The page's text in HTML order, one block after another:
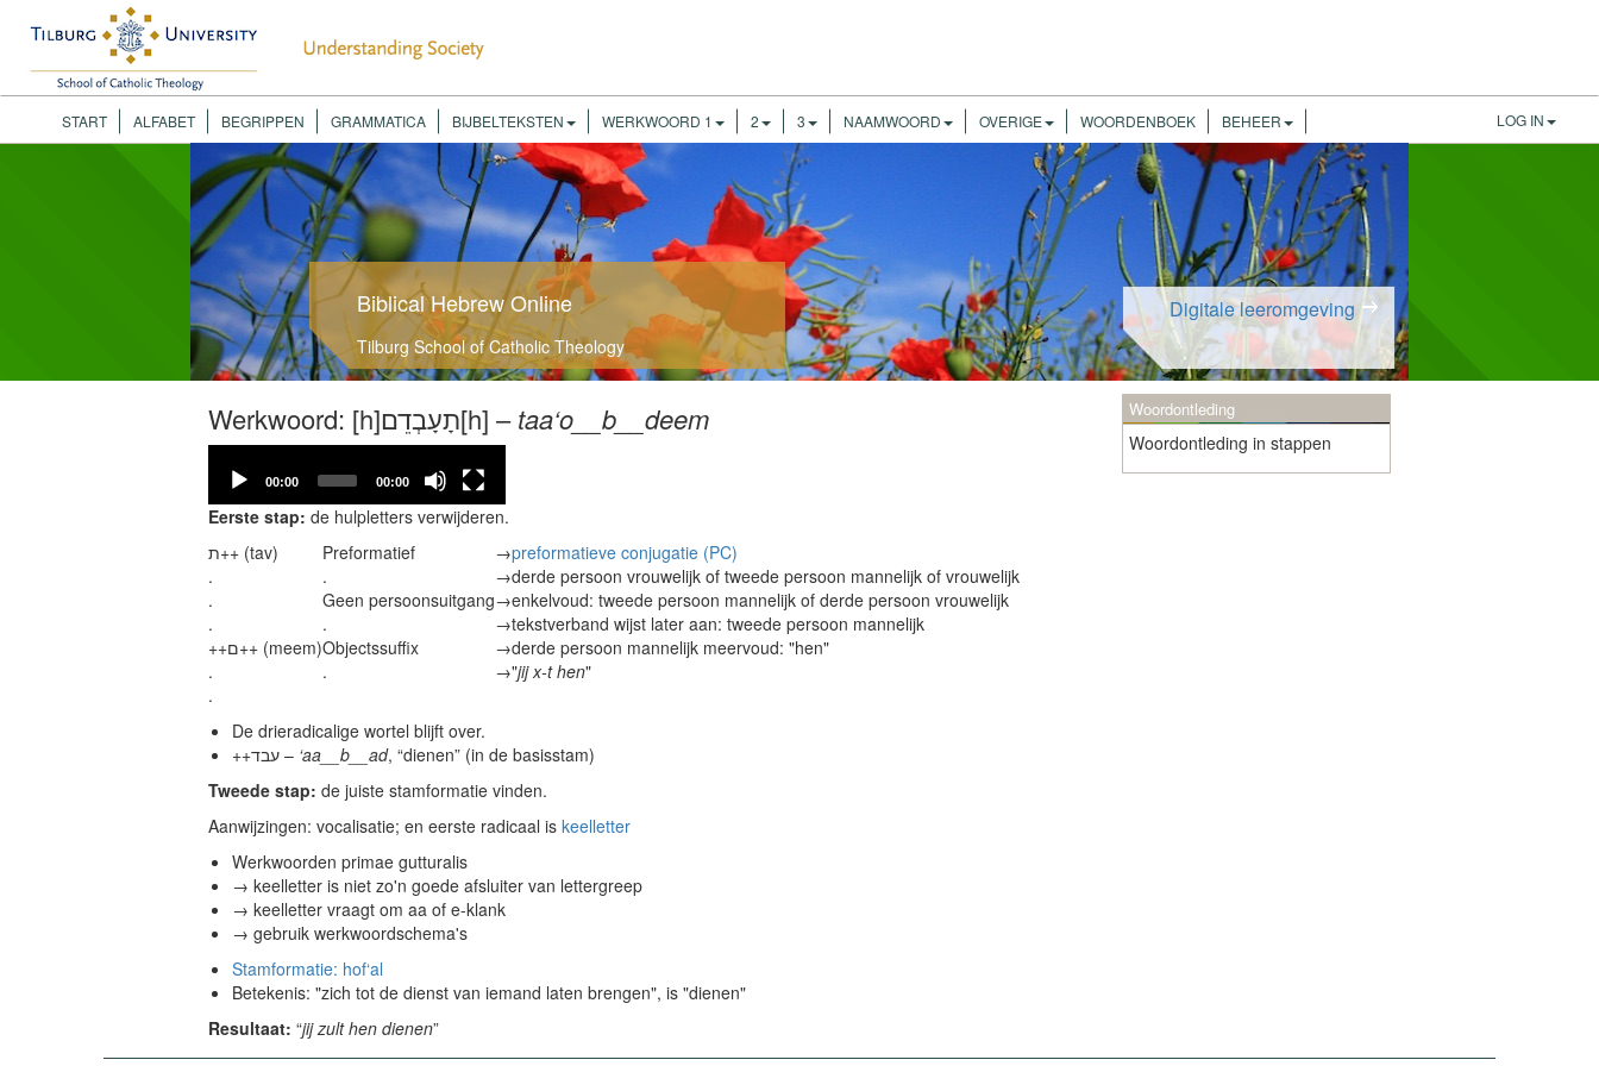
LOG IN
START ALFABET BEGRIPPEN GRAMMATICA BIJBELTEKSTEN WERKWOORD 1 2 3 NAAMWOORD OVERIGE WOORDENBOEK BEHEER
Biblical Hebrew Online
Tilburg School of Catholic Theology
Digitale leeromgeving
Werkwoord: [h]תָעָבְדֵם[h] –taa‘o__b__deem
Player
00:00 00:00
Eerste stap: de hulpletters verwijderen.
ת++ (tav)
Preformatief →preformatieve conjugatie (PC)
.
. →derde persoon vrouwelijk of tweede persoon mannelijk of vrouwelijk
.
Geen persoonsuitgang→enkelvoud: tweede persoon mannelijk of derde persoon vrouwelijk
.
. →tekstverband wijst later aan: tweede persoon mannelijk
++ם++ (meem)Objectssuffix →derde persoon mannelijk meervoud: "hen"
.
. →"jij x-t hen"
.
De drieradicalige wortel blijft over.
++עבד – ‘aa__b__ad, “dienen” (in de basisstam)
Tweede stap: de juiste stamformatie vinden.
Aanwijzingen: vocalisatie; en eerste radicaal is keelletter
Werkwoorden primae gutturalis
→ keelletter is niet zo'n goede afsluiter van lettergreep
→ keelletter vraagt om aa of e-klank
→ gebruik werkwoordschema's
Stamformatie: hof‘al
Betekenis: "zich tot de dienst van iemand laten brengen", is "dienen"
Resultaat: “jij zult hen dienen”
Woordontleding
Woordontleding in stappen